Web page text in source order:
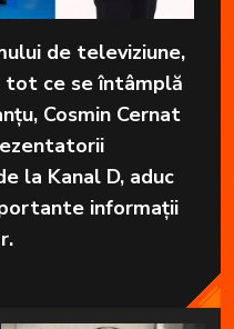
de televiziune,
ce se întâmplă
Cosmin Cernat
la Kanal D, aduc
informații